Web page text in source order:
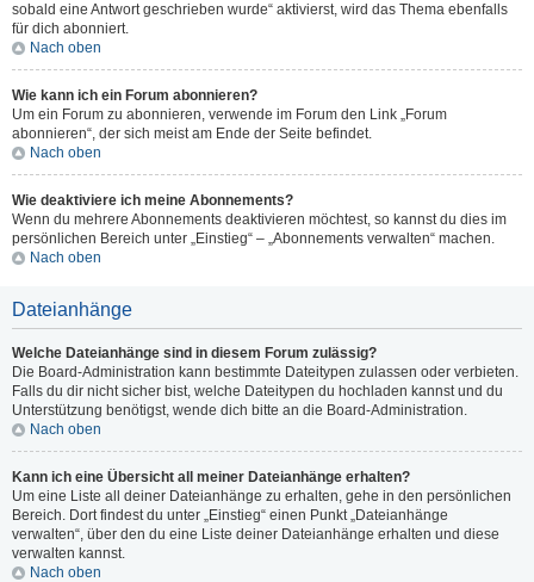
sobald eine Antwort geschrieben wurde“ aktivierst, wird das Thema ebenfalls
für dich abonniert.
Nach oben
Wie kann ich ein Forum abonnieren?
Um ein Forum zu abonnieren, verwende im Forum den Link „Forum
abonnieren“, der sich meist am Ende der Seite befindet.
Nach oben
Wie deaktiviere ich meine Abonnements?
Wenn du mehrere Abonnements deaktivieren möchtest, so kannst du dies im
persönlichen Bereich unter „Einstieg“ – „Abonnements verwalten“ machen.
Nach oben
Dateianhänge
Welche Dateianhänge sind in diesem Forum zulässig?
Die Board-Administration kann bestimmte Dateitypen zulassen oder verbieten.
Falls du dir nicht sicher bist, welche Dateitypen du hochladen kannst und du
Unterstützung benötigst, wende dich bitte an die Board-Administration.
Nach oben
Kann ich eine Übersicht all meiner Dateianhänge erhalten?
Um eine Liste all deiner Dateianhänge zu erhalten, gehe in den persönlichen
Bereich. Dort findest du unter „Einstieg“ einen Punkt „Dateianhänge
verwalten“, über den du eine Liste deiner Dateianhänge erhalten und diese
verwalten kannst.
Nach oben